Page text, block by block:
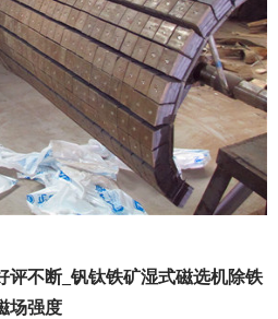
评不断_钒钛铁矿湿式磁选机除铁
场强度